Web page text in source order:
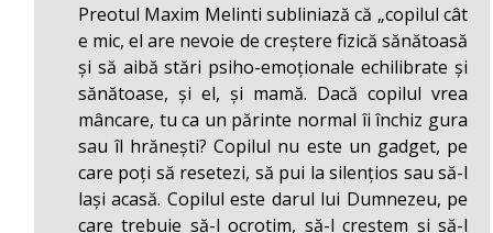
Preotul Maxim Melinti subliniază că „copilul cât
e mic, el are nevoie de creștere fizică sănătoasă
și să aibă stări psiho-emoționale echilibrate și
sănătoase, și el, și mamă. Dacă copilul vrea
mâncare, tu ca un părinte normal îi închiz gura
sau îl hrănești? Copilul nu este un gadget, pe
care poți să resetezi, să pui la silențios sau să-l
lași acasă. Copilul este darul lui Dumnezeu, pe
care trebuie să-l ocrotim, să-l creștem și să-l